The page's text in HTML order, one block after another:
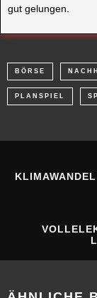
gut gelungen.
BÖRSE
PLANSPIEL